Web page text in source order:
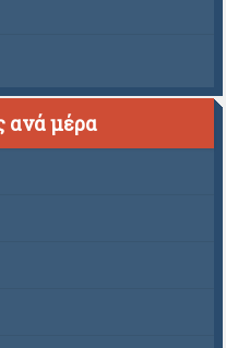
ανά μέρα